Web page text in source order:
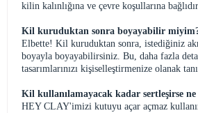
kilin kalınlığına ve çevre koşullarına
Kil kuruduktan sonra boyayabilir
Elbette! Kil kuruduktan sonra, istediğiniz
boyayla boyayabilirsiniz. Bu, daha fazla
tasarımlarınızı kişiselleştirmenize olanak
Kil kullanılamayacak kadar sertleşirse
HEY CLAY'imizi kutuyu açar açmaz